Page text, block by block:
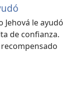
Jehová le ayudó
de confianza.